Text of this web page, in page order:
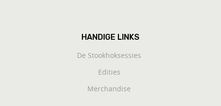
HANDIGE LINKS
De Stookhoksessies
Edities
Merchandise